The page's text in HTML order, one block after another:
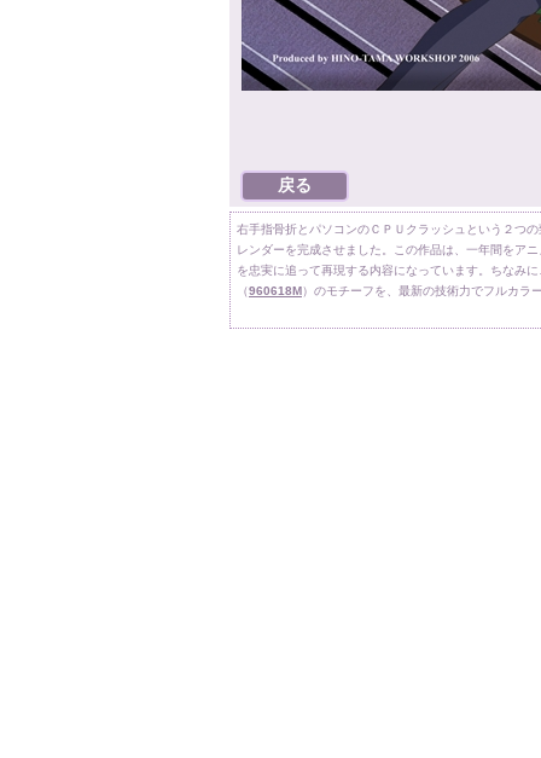
右手指骨折とパソコンのＣＰＵクラッシュという２つ
レンダーを完成させました。この作品は、一年間をア
を忠実に追って再現する内容になっています。ちなみ
（960618M）のモチーフを、最新の技術力でフルカラ